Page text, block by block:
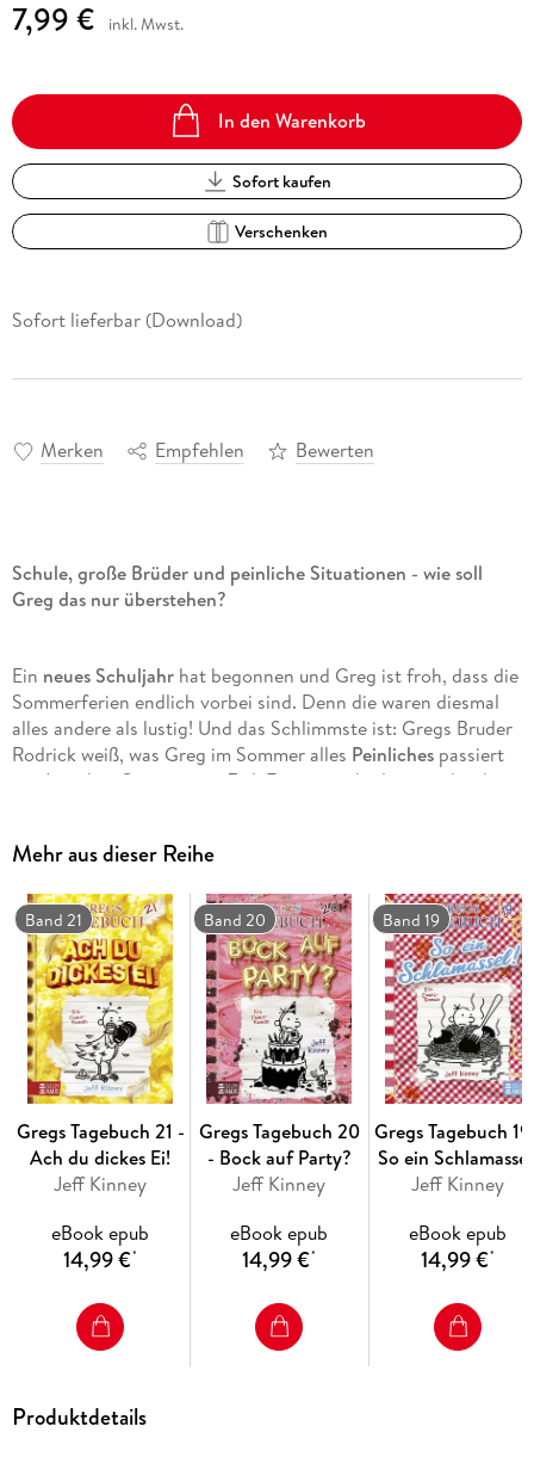
7,99 € inkl. Mwst.
In den Warenkorb
Sofort kaufen
Verschenken
Sofort lieferbar (Download)
Merken Empfehlen Bewerten
Schule, große Brüder und peinliche Situationen - wie soll
Greg das nur überstehen?
Ein neues Schuljahr hat begonnen und Greg ist froh, dass die
Sommerferien endlich vorbei sind. Denn die waren diesmal
alles andere als lustig! Und das Schlimmste ist: Gregs Bruder
Rodrick weiß, was Greg im Sommer alles Peinlichespassiert
ist. Jetzt hat Greg nur ein Ziel: Er muss unbedingt verhindern,
Dieses Buch steckt voller witziger Katastrophen,
Geschwister-Chaos und natürlich dem typischen GREGS
TAGEBUCH-Humor, den Fans so lieben.
Ein Muss für alle, die über Schule und Geschwister lachen
können und Geschichten voller Spaß, Freundschaft und
verrückter Ideen mögen.
Warum du dieses Buch lesen solltest:
Lustige Story mit hohem Wiedererkennungswert
Perfekt für Kinder ab 10 Jahren
Mehr aus dieser Reihe
Band 21
Gregs Tagebuch 21 -
Ach du dickes Ei!
Jeff Kinney
eBook epub
14,99 €*
Band 20
Gregs Tagebuch 20
- Bock auf Party?
Jeff Kinney
eBook epub
14,99 €*
Band 19
Gregs Tagebuch
So ein
Jeff Kinney
eBook epub
14,99 €*
Produktdetails